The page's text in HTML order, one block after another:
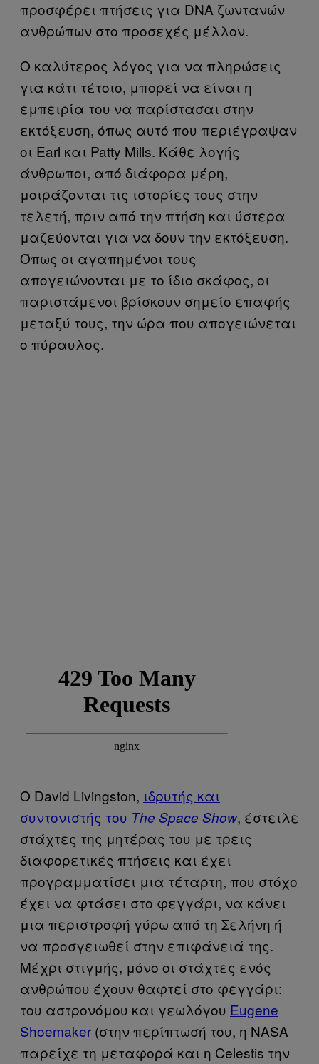
προσφέρει πτήσεις για DNA ζωντανών
ανθρώπων στο προσεχές μέλλον.
Ο καλύτερος λόγος για να πληρώσεις
για κάτι τέτοιο, μπορεί να είναι η
εμπειρία του να παρίστασαι στην
εκτόξευση, όπως αυτό που περιέγραψαν
οι Earl και Patty Mills. Κάθε λογής
άνθρωποι, από διάφορα μέρη,
μοιράζονται τις ιστορίες τους στην
τελετή, πριν από την πτήση και ύστερα
μαζεύονται για να δουν την εκτόξευση.
Όπως οι αγαπημένοι τους
απογειώνονται με το ίδιο σκάφος, οι
παριστάμενοι βρίσκουν σημείο επαφής
μεταξύ τους, την ώρα που απογειώνεται
ο πύραυλος.
Ο David Livingston, ιδρυτής και
συντονιστής του The Space Show, έστειλε
στάχτες της μητέρας του με τρεις
διαφορετικές πτήσεις και έχει
προγραμματίσει μια τέταρτη, που στόχο
έχει να φτάσει στο φεγγάρι, να κάνει
μια περιστροφή γύρω από τη Σελήνη ή
να προσγειωθεί στην επιφάνειά της.
Μέχρι στιγμής, μόνο οι στάχτες ενός
ανθρώπου έχουν θαφτεί στο φεγγάρι:
του αστρονόμου και γεωλόγου Eugene
Shoemaker (στην περίπτωσή του, η NASA
παρείχε τη μεταφορά και η Celestis την